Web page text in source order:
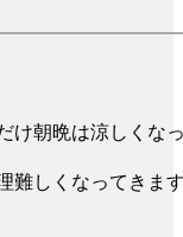
け朝晩は涼しくな
難しくなってきま